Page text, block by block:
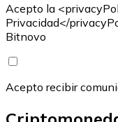
Acepto la
Privacidad</
Bitnovo
Acepto recibir